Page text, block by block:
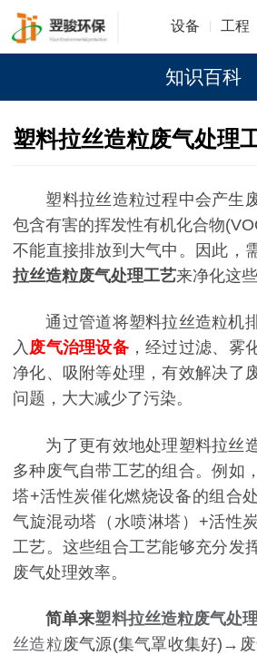
设备 工程
知识百科
塑料拉丝造粒废气处理
塑料拉丝造粒过程中会产生
包含有害的挥发性有机化合物
不能直接排放到大气中。因此，
拉丝造粒废气处理工艺来净化这些
通过管道将塑料拉丝造粒机
入 废气治理设备，经过过滤、雾
净化、吸附等处理，有效解决了
问题，大大减少了污染。
为了更有效地处理塑料拉丝
多种废气自带工艺的组合。例如
塔+活性炭催化燃烧设备的组合
气旋混动塔（水喷淋塔）+活性
工艺。这些组合工艺能够充分发
废气处理效率。
简单来塑料拉丝造粒废气处
丝造粒废气源(集气罩收集好)→